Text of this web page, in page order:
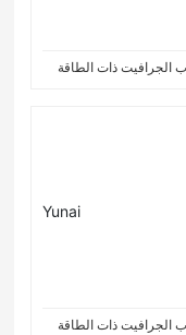
الجرافيت ذات الطاقة
الجرافيت ذات الطاقة